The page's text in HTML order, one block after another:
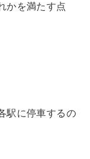
かを満たす点
駅に停車するの